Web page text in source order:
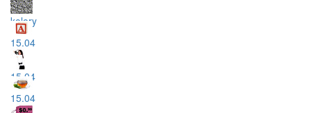
kolory
15.04
15.04
15.04